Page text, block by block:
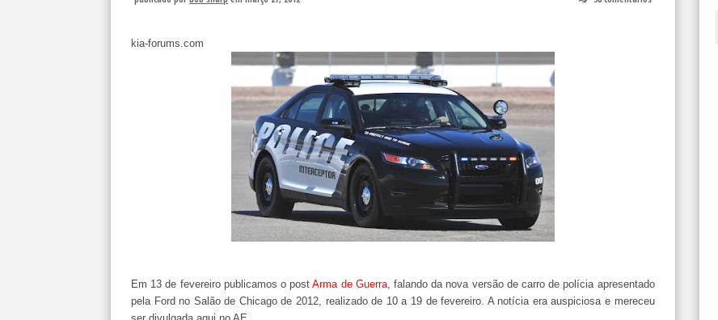
kia-forums.com
Em 13 de fevereiro publicamos o postArma de Guerra, falando da nova versão de carro de polícia apresentado
pela Ford no Salão de Chicago de 2012, realizado de 10 a 19 de fevereiro. A notícia era auspiciosa e mereceu